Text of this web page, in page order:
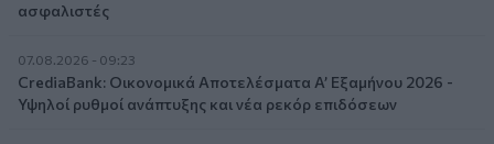
ασφαλιστές
07.08.2026 - 09:23
CrediaBank: Οικονομικά Αποτελέσματα A’ Εξαμήνου 2026 -
Υψηλοί ρυθμοί ανάπτυξης και νέα ρεκόρ επιδόσεων